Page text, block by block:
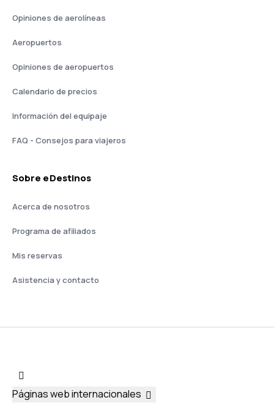
Opiniones de aerolíneas
Aeropuertos
Opiniones de aeropuertos
Calendario de precios
Información del equipaje
FAQ - Consejos para viajeros
Sobre eDestinos
Acerca de nosotros
Programa de afiliados
Mis reservas
Asistencia y contacto
Páginas web internacionales